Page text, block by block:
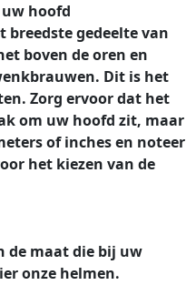
hoofd
gedeelte van
boven de oren en
Dit is het
Zorg ervoor dat het
om uw hoofd zit, maar
of inches en noteer
het kiezen van de
de maat die bij uw
onze helmen.